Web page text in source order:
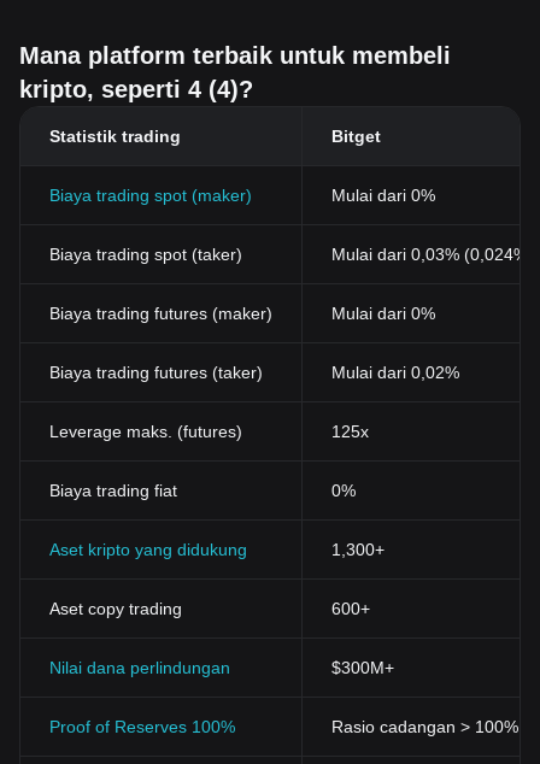
Mana platform terbaik untuk membeli
kripto, seperti 4 (4)?
Statistik trading Bitget
Biaya trading spot (maker) Mulai dari 0%
Biaya trading spot (taker) Mulai dari 0,03% (0,024%
Biaya trading futures (maker) Mulai dari 0%
Biaya trading futures (taker) Mulai dari 0,02%
Leverage maks. (futures) 125x
Biaya trading fiat 0%
Aset kripto yang didukung 1,300+
Aset copy trading 600+
Nilai dana perlindungan $300M+
Proof of Reserves 100% Rasio cadangan > 100%